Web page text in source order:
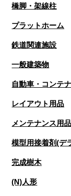
橋脚・架線柱
プラットホーム
鉄道関連施設
一般建築物
自動車・コンテナ
レイアウト用品
メンテナンス用品
模型用接着剤(デ
完成樹木
(N)人形